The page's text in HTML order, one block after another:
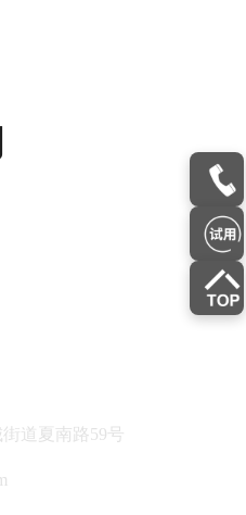
道夏南路59号